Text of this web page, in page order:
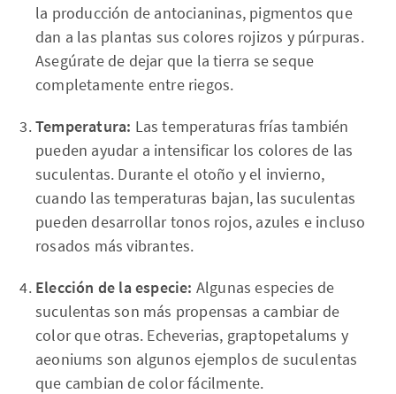
la producción de antocianinas, pigmentos que
dan a las plantas sus colores rojizos y púrpuras.
Asegúrate de dejar que la tierra se seque
completamente entre riegos.
Temperatura: Las temperaturas frías también
pueden ayudar a intensificar los colores de las
suculentas. Durante el otoño y el invierno,
cuando las temperaturas bajan, las suculentas
pueden desarrollar tonos rojos, azules e incluso
rosados más vibrantes.
Elección de la especie: Algunas especies de
suculentas son más propensas a cambiar de
color que otras. Echeverias, graptopetalums y
aeoniums son algunos ejemplos de suculentas
que cambian de color fácilmente.